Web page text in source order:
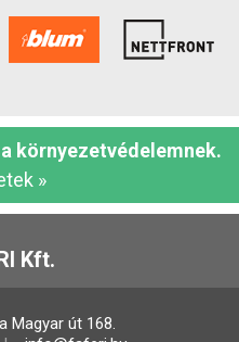
környezetvédelemnek.
»
Kft.
Magyar út 168.